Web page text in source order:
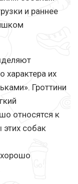
и раннее
характера их
Гроттини
относятся к
собак